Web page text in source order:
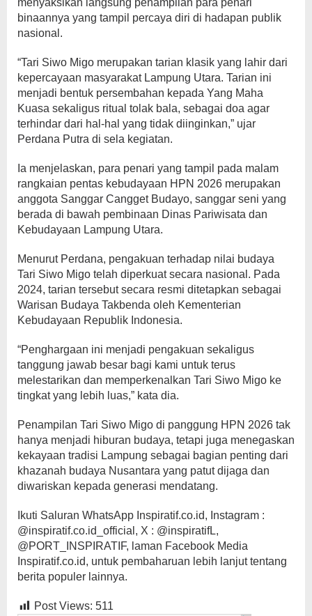
binaannya yang tampil percaya diri di hadapan publik
nasional.
“Tari Siwo Migo merupakan tarian klasik yang lahir dari
kepercayaan masyarakat Lampung Utara. Tarian ini
menjadi bentuk persembahan kepada Yang Maha
Kuasa sekaligus ritual tolak bala, sebagai doa agar
terhindar dari hal-hal yang tidak diinginkan,” ujar
Perdana Putra di sela kegiatan.
Ia menjelaskan, para penari yang tampil pada malam
rangkaian pentas kebudayaan HPN 2026 merupakan
anggota Sanggar Cangget Budayo, sanggar seni yang
berada di bawah pembinaan Dinas Pariwisata dan
Kebudayaan Lampung Utara.
Menurut Perdana, pengakuan terhadap nilai budaya
Tari Siwo Migo telah diperkuat secara nasional. Pada
2024, tarian tersebut secara resmi ditetapkan sebagai
Warisan Budaya Takbenda oleh Kementerian
Kebudayaan Republik Indonesia.
“Penghargaan ini menjadi pengakuan sekaligus
tanggung jawab besar bagi kami untuk terus
melestarikan dan memperkenalkan Tari Siwo Migo ke
tingkat yang lebih luas,” kata dia.
Penampilan Tari Siwo Migo di panggung HPN 2026 tak
hanya menjadi hiburan budaya, tetapi juga menegaskan
kekayaan tradisi Lampung sebagai bagian penting dari
khazanah budaya Nusantara yang patut dijaga dan
diwariskan kepada generasi mendatang.
Ikuti Saluran WhatsApp Inspiratif.co.id, Instagram :
@inspiratif.co.id_official, X : @inspiratifL,
@PORT_INSPIRATIF, laman Facebook Media
Inspiratif.co.id, untuk pembaharuan lebih lanjut tentang
berita populer lainnya.
Post Views: 511